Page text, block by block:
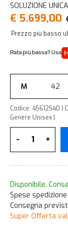
SOLUZIONE UNICA
€ 5.699,00
Prezzo più basso
M 42
Codice: 45612540 |
Genere Unisex |
- +
Disponibile.
Spese spedizione
Consegna
Super Offerta